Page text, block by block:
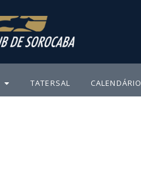
TATERSAL CALENDÁRIO